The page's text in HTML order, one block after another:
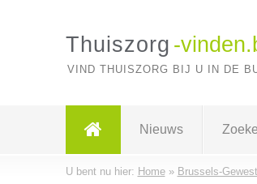
Thuiszorg -
VIND THUISZORG BIJ U IN DE
Nieuws
U bent nu hier: Home» Brussels-Gewest